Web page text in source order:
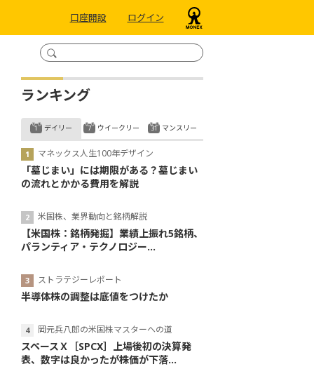
口座開設 ログイン
ランキング
デイリー
マネックス人生100年デザイン
「墓じまい」には期限がある？墓じまい
の流れとかかる費用を解説
米国株、業界動向と銘柄解説
【米国株：銘柄発掘】業績上振れ5銘柄、
パランティア・テクノロジー...
ストラテジーレポート
半導体株の調整は底値をつけたか
岡元兵八郎の米国株マスターへの道
スペースＸ［SPCX］上場後初の決算発
表、数字は良かったが株価が下落...
ウイークリー マンスリー